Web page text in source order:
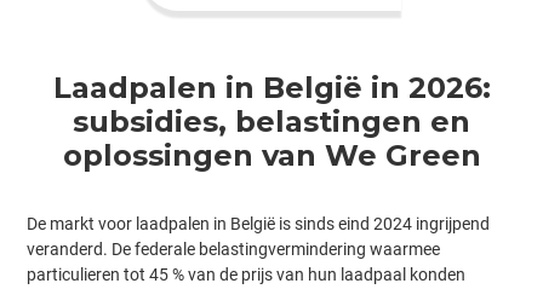
Laadpalen in België in 2026:
subsidies, belastingen en
oplossingen van We Green
De markt voor laadpalen in België is sinds eind 2024 ingrijpend
veranderd. De federale belastingvermindering waarmee
particulieren tot 45 % van de prijs van hun laadpaal konden